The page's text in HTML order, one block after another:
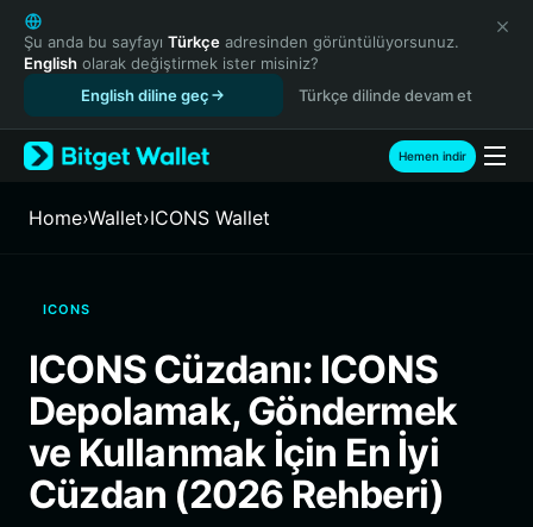
English
日本語
Tiếng Việt
Español (Latinoamérica)
Türkçe
Français
繁體中文
Bahasa Indonesia
ภาษาไทย
Español
Português (Brasil)
Şu anda bu sayfayı Türkçe adresinden görüntülüyorsunuz.
English olarak değiştirmek ister misiniz?
English diline geç
Türkçe dilinde devam et
Hemen indir
Home›Wallet›ICONS Wallet
ICONS
ICONS Cüzdanı: ICONS
Depolamak, Göndermek
ve Kullanmak İçin En İyi
Cüzdan (2026 Rehberi)